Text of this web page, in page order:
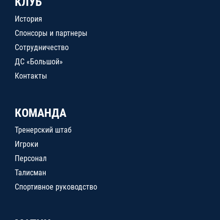
История
Спонсоры и партнеры
Сотрудничество
ДС «Большой»
Контакты
КОМАНДА
Тренерский штаб
Игроки
Персонал
Талисман
Спортивное руководство